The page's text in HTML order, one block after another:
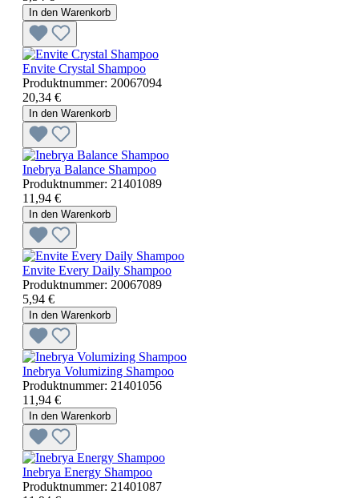
In den Warenkorb
Envite Crystal Shampoo
Produktnummer: 20067094
20,34 €
In den Warenkorb
Inebrya Balance Shampoo
Produktnummer: 21401089
11,94 €
In den Warenkorb
Envite Every Daily Shampoo
Produktnummer: 20067089
5,94 €
In den Warenkorb
Inebrya Volumizing Shampoo
Produktnummer: 21401056
11,94 €
In den Warenkorb
Inebrya Energy Shampoo
Produktnummer: 21401087